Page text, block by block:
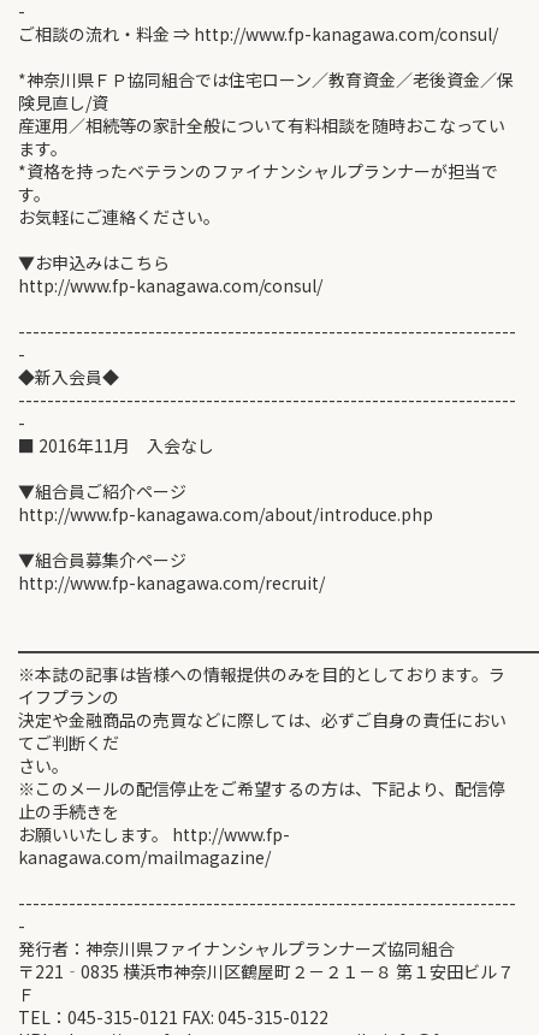
-
ご相談の流れ・料金 ⇒ http://www.fp-kanagawa.com/consul/
*神奈川県ＦＰ協同組合では住宅ローン／教育資金／老後資金／保
険見直し/資
産運用／相続等の家計全般について有料相談を随時おこなってい
ます。
*資格を持ったベテランのファイナンシャルプランナーが担当で
す。
お気軽にご連絡ください。
▼お申込みはこちら
http://www.fp-kanagawa.com/consul/
---------------------------------------------------------------------
-
◆新入会員◆
---------------------------------------------------------------------
-
■ 2016年11月 入会なし
▼組合員ご紹介ページ
http://www.fp-kanagawa.com/about/introduce.php
▼組合員募集介ページ
http://www.fp-kanagawa.com/recruit/
※本誌の記事は皆様への情報提供のみを目的としております。ラ
イフプランの
決定や金融商品の売買などに際しては、必ずご自身の責任におい
てご判断くだ
さい。
※このメールの配信停止をご希望するの方は、下記より、配信停
止の手続きを
お願いいたします。 http://www.fp-
kanagawa.com/mailmagazine/
---------------------------------------------------------------------
-
発行者：神奈川県ファイナンシャルプランナーズ協同組合
〒221‐0835 横浜市神奈川区鶴屋町２－２１－８ 第１安田ビル７
Ｆ
TEL：045-315-0121 FAX: 045-315-0122